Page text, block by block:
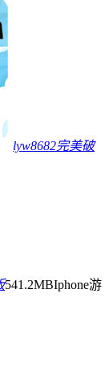
lyw8682完美破
541.2MBIphone游